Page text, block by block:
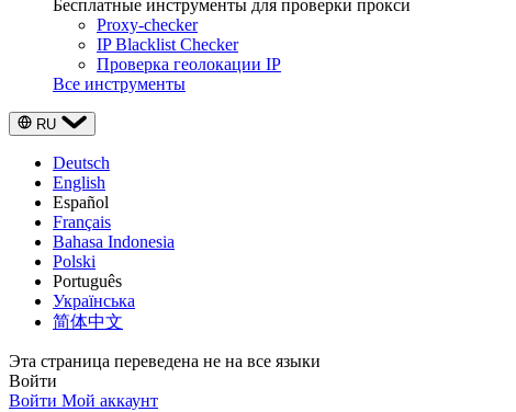
Бесплатные инструменты для проверки прокси
Proxy-checker
IP Blacklist Checker
Проверка геолокации IP
Все инструменты
RU
Deutsch
English
Español
Français
Bahasa Indonesia
Polski
Português
Українська
简体中文
Эта страница переведена не на все языки
Войти
Войти Мой аккаунт